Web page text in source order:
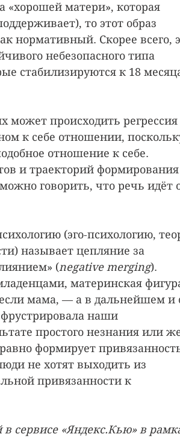
«хорошей матери», которая
то этот образ
нормативный. Скорее всего,
небезопасного типа
стабилизируются к 18
может происходить регрессия
к себе отношении,
отношение к себе.
и траекторий формирования
говорить, что речь идёт
(эго-психологию,
называет цепляние за
(negative merging).
материнская
мама, — а в дальнейшем и
наши
простого незнания или
формирует
не хотят выходить из
привязанности к
в сервисе «Яндекс.Кью» в